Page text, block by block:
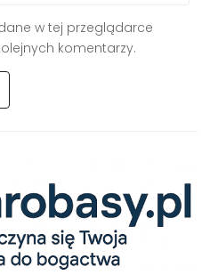
w tej przeglądarce
komentarzy.